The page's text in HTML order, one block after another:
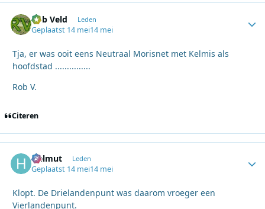
Rob Veld Leden
Geplaatst 14 mei14 mei
Tja, er was ooit eens Neutraal Morisnet met Kelmis als
hoofdstad ...............
Rob V.
Citeren
Helmut Leden
Geplaatst 14 mei14 mei
Klopt. De Drielandenpunt was daarom vroeger een
Vierlandenpunt.